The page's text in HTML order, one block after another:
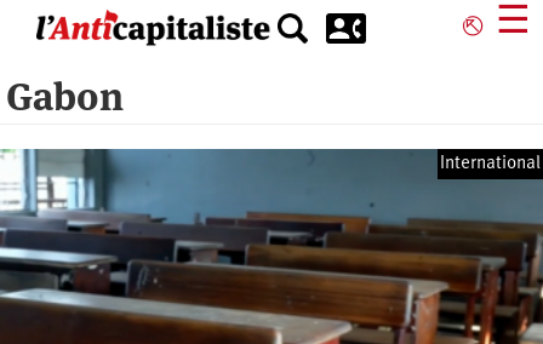
principal
⎋ ☰
Gabon
International